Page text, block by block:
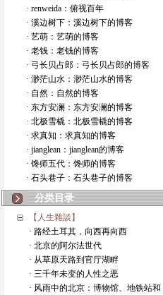
· renweida：俯视百年
· 溪边树下：溪边树下的博客
· 艺萌：艺萌的博客
· 老钱：老钱的博客
· 弓长贝占郎：弓长贝占郎的博客
· 渺茫山水：渺茫山水的博客
· 自然：自然的博客
· 东方安澜：东方安澜的博客
· 北极雪橇：北极雪橇的博客
· 求真知：求真知的博客
· jianglean：jianglean的博客
· 馋师五代：馋师的博客
· 石头巷子：石头巷子的博客
分类目录
【人生雜談】
· 路经土耳其，向西再向西
· 北京的阿尔法世代
· 从草原天路到官厅湖畔
· 三千年未变的人性之恶
· 风雨中的北京：博物馆、地铁站和